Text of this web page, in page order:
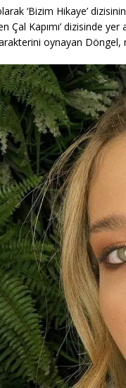
‘Bizim Hikaye’
Çal Kapımı’ dizisinde
oynayan Döngel,